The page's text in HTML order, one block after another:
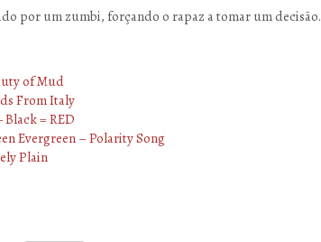
por um zumbi, forçando o rapaz a tomar um decisão.
of Mud
From Italy
= RED
Evergreen – Polarity Song
Plain